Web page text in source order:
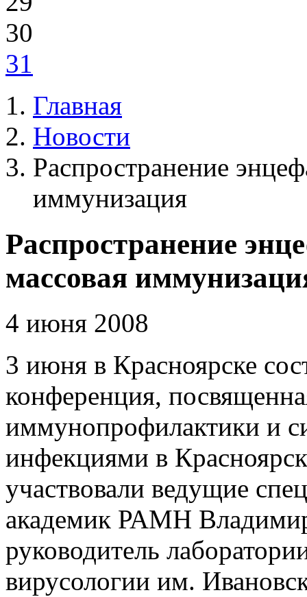
30
31
Главная
Новости
Распространение
иммунизация
Распространение
массовая
4 июня 2008
3 июня в Красноярске
конференция,
иммунопрофилактики и
инфекциями в
участвовали ведущие
академик РАМН
руководитель
вирусологии им.